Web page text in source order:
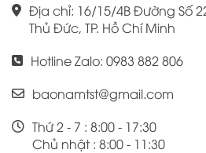
Địa chỉ: 16/15/4B Đường Số
Thủ Đức, TP. Hồ Chí Minh
Hotline Zalo: 0983 882 806
baonamtst@gmail.com
Thứ 2 - 7 : 8:00 - 17:30
Chủ nhật : 8:00 - 11:30